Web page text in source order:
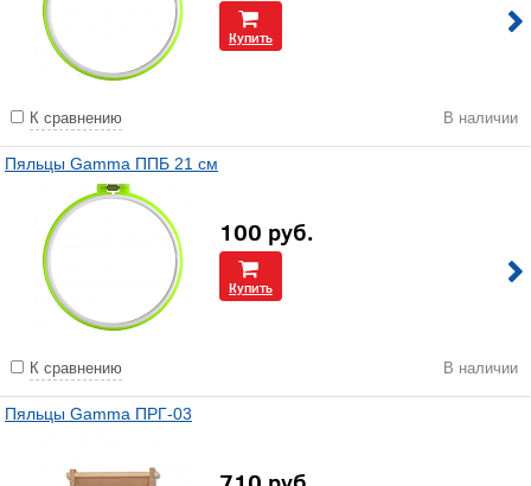
Купить
К сравнению В наличии
Пяльцы Gamma ППБ 21 см
100 руб.
Купить
К сравнению В наличии
Пяльцы Gamma ПРГ-03